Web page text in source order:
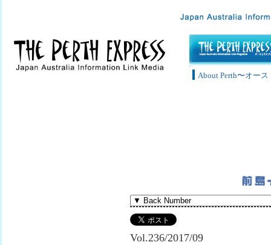
About Perth〜オー
Vol.236/2017/09